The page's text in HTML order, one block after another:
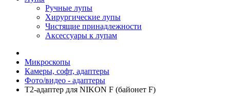
Ручные лупы
Хирургические лупы
Чистящие принадлежности
Аксессуары к лупам
Микроскопы
Камеры, софт, адаптеры
Фото/видео - адаптеры
T2-адаптер для NIKON F (байонет F)